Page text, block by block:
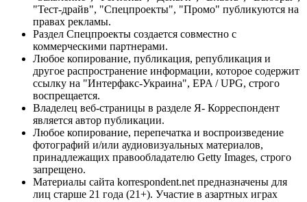
"Тест-драйв", "Спецпроекты", "Промо" публикуются на
правах рекламы.
Раздел Спецпроекты создается совместно с
коммерческими партнерами.
Любое копирование, публикация, републикация и
другое распространение информации, которое содержит
ссылку на "Интерфакс-Украина", EPA / UPG, строго
воспрещается.
Владелец веб-страницы в разделе Я- Корреспондент
является автор публикации.
Любое копирование, перепечатка и воспроизведение
фотографий и/или аудиовизуальных материалов,
принадлежащих правообладателю Getty Images, строго
запрещено.
Материалы сайта korrespondent.net предназначены для
лиц старше 21 года (21+). Участие в азартных играх